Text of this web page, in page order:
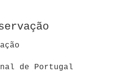
de Portugal